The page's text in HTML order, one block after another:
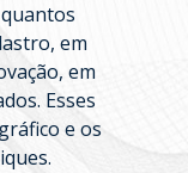
em
em
Esses
e os